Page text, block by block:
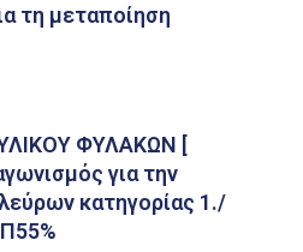
τη μεταποίηση
ΦΥΛΑΚΩΝ [
για την
κατηγορίας 1./